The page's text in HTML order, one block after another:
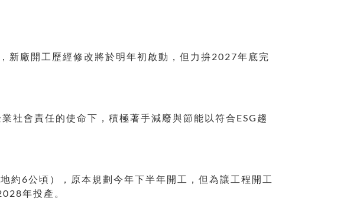
新廠開工歷經修改將於明年初啟動，但力拚2027年底完
社會責任的使命下，積極著手減廢與節能以符合ESG趨
約6公頃），原本規劃今年下半年開工，但為讓工程開工
年投產。